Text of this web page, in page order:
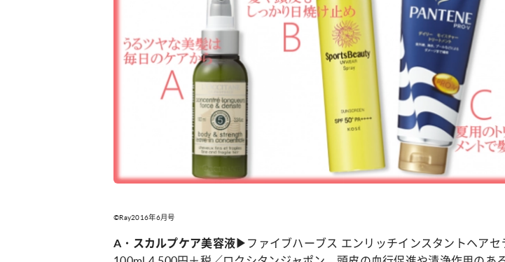
©Ray2016年6月号
A・スカルプケア美容液▶ ファイブハーブス エンリッチインスタントヘアセ